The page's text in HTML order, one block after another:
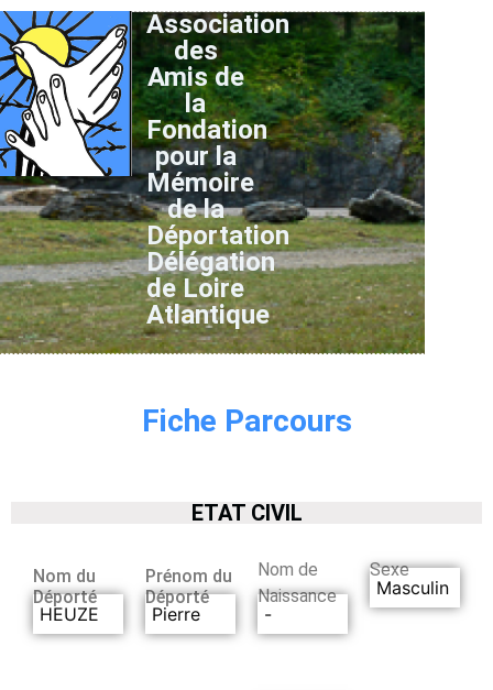
Association
des
Amis de
la
Fondation
pour la
Mémoire
de la
Déportation
Délégation
de Loire
Atlantique
Fiche Parcours
ETAT CIVIL
Nom du
Déporté
HEUZE
Prénom du
Déporté
Pierre
Nom de
Naissance
-
Sexe
Masculin